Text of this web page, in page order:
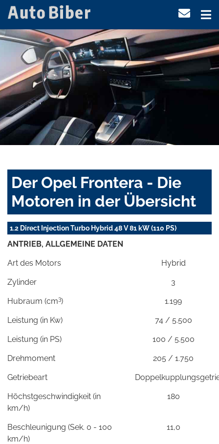
Der Opel Frontera - Die
Motoren in der Übersicht
1.2 Direct Injection Turbo Hybrid 48 V 81 kW (110 PS)
ANTRIEB, ALLGEMEINE DATEN
Art des Motors Hybrid
Zylinder 3
Hubraum (cm3) 1.199
Leistung (in Kw) 74 / 5.500
Leistung (in PS) 100 / 5.500
Drehmoment 205 / 1.750
Getriebeart
Höchstgeschwindigkeit (in
km/h)
180
Beschleunigung (Sek. 0 - 100
km/h)
11,0